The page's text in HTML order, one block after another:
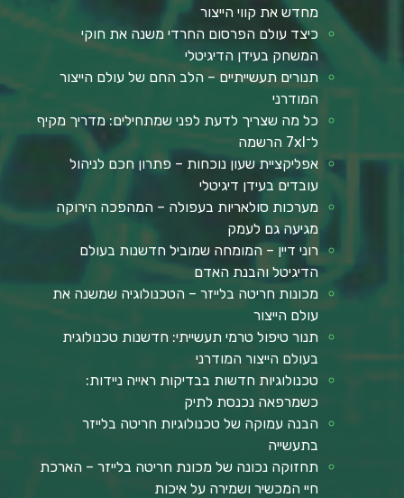
מחדש את קווי הייצור
כיצד עולם הפרסום החרדי משנה את חוקי
המשחק בעידן הדיגיטלי
תנורים תעשייתיים – הלב החם של עולם הייצור
המודרני
כל מה שצריך לדעת לפני שמתחילים: מדריך מקיף
ל־7xl הרשמה
אפליקציית שעון נוכחות – פתרון חכם לניהול
עובדים בעידן דיגיטלי
מערכות סולאריות בעפולה – המהפכה הירוקה
מגיעה גם לעמק
רוני דיין – המומחה שמוביל חדשנות בעולם
הדיגיטל והבנת האדם
מכונות חריטה בלייזר – הטכנולוגיה שמשנה את
עולם הייצור
תנור טיפול טרמי תעשייתי: חדשנות טכנולוגית
בעולם הייצור המודרני
טכנולוגיות חדשות בבדיקות ראייה ניידות:
כשמרפאה נכנסת לתיק
הבנה עמוקה של טכנולוגיות חריטה בלייזר
בתעשייה
תחזוקה נכונה של מכונת חריטה בלייזר – הארכת
חיי המכשיר ושמירה על איכות